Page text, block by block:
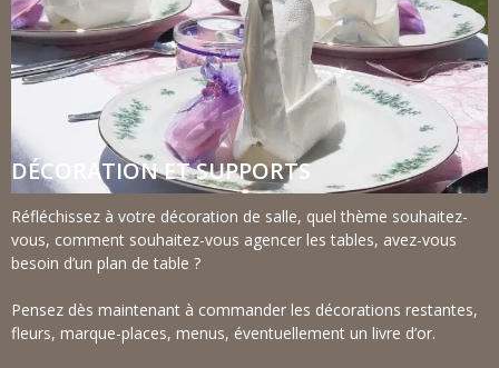
DÉCORATION ET SUPPORTS
Réfléchissez à votre décoration de salle, quel thème souhaitez-
vous, comment souhaitez-vous agencer les tables, avez-vous
besoin d’un plan de table ?
Pensez dès maintenant à commander les décorations restantes,
fleurs, marque-places, menus, éventuellement un livre d’or.